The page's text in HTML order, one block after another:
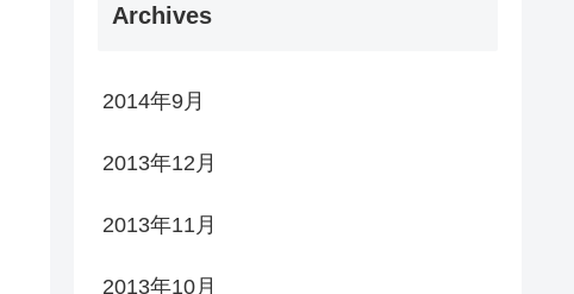
Archives
2014年9月
2013年12月
2013年11月
2013年10月